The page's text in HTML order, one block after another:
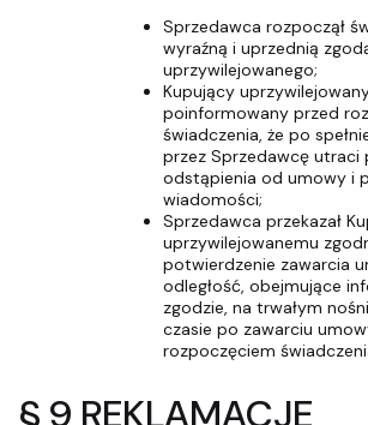
Sprzedawca rozpoczął
wyraźną i uprzednią
uprzywilejowanego;
Kupujący
poinformowany przed
świadczenia, że po
przez Sprzedawcę utraci
odstąpienia od umowy i
wiadomości;
Sprzedawca przekazał
uprzywilejowanemu
potwierdzenie zawarcia
odległość, obejmujące
zgodzie, na trwałym
czasie po zawarciu
rozpoczęciem
§ 9 REKLAMACJE